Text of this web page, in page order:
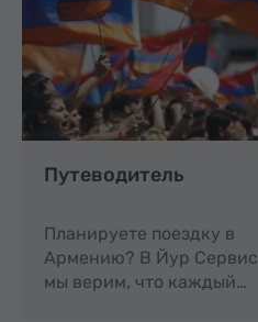
Путеводитель
Планируете поездку в
Армению? В Йур Сервис
мы верим, что каждый…